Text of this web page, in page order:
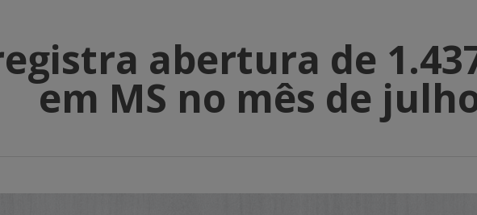
abertura de
em MS no mês de